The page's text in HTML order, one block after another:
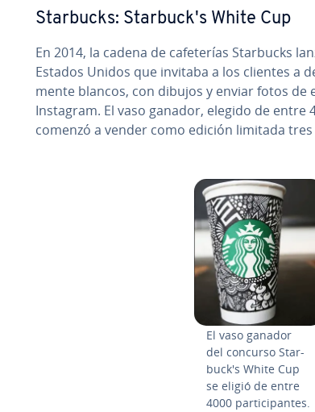
Starbucks: Sta­r­bu­c­k's White Cup
En 2014, la cadena de ca­fe­te­rías Starbucks
Estados Unidos que invitaba a los clientes a
me­n­te blancos, con dibujos y enviar fotos de
Instagram. El vaso ganador, elegido de entre
comenzó a vender como edición limitada
El vaso ganador
del concurso Sta­r­
bu­c­k's White Cup
se eligió de entre
4000 pa­r­ti­ci­pa­n­tes.